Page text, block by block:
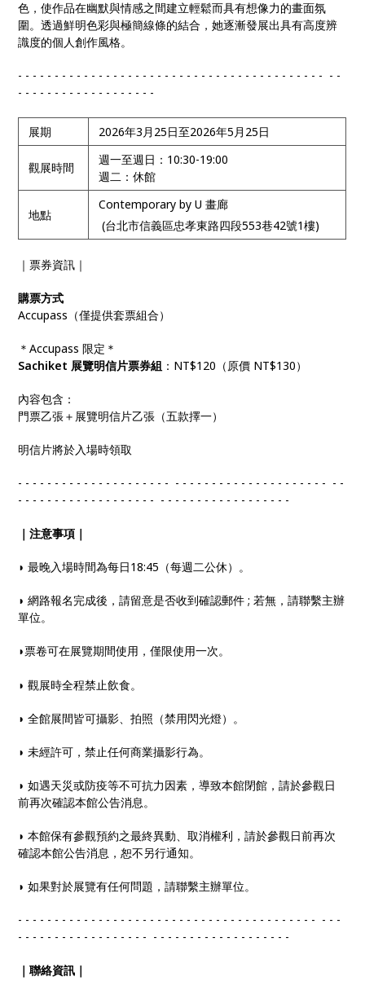
色，使作品在幽默與情感之間建立輕鬆而具有想像力的畫面氛
圍。透過鮮明色彩與極簡線條的結合，她逐漸發展出具有高度辨
識度的個人創作風格。
- - - - - - - - - - - - - - - - - - - - - - - - - - - - - - - - - - - - - - - - - - - -
- - - - - - - - - - - - - - - - - - -
展期 2026年3月25日至2026年5月25日
觀展時間
週一至週日：10:30-19:00
週二：休館
地點
Contemporary by U 畫廊
(台北市信義區忠孝東路四段553巷42號1樓)
｜票券資訊｜
購票方式
Accupass（僅提供套票組合）
＊Accupass 限定＊
Sachiket 展覽明信片票券組 ：NT$120（原價 NT$130）
內容包含：
門票乙張＋展覽明信片乙張（五款擇一）
明信片將於入場時領取
- - - - - - - - - - - - - - - - - - - - - - - - - - - - - - - - - - - - - - - - - - - -
- - - - - - - - - - - - - - - - - - - - - - - - - - - - - - - - - - - - -
｜注意事項｜
◗ 最晚入場時間為每日18:45（每週二公休）。
◗ 網路報名完成後，請留意是否收到確認郵件 ; 若無，請聯繫主辦
單位。
◗票卷可在展覽期間使用，僅限使用一次。
◗ 觀展時全程禁止飲食。
◗ 全館展間皆可攝影、拍照（禁用閃光燈）。
◗ 未經許可，禁止任何商業攝影行為。
◗ 如遇天災或防疫等不可抗力因素，導致本館閉館，請於參觀日
前再次確認本館公告消息。
◗ 本館保有參觀預約之最終異動、取消權利，請於參觀日前再次
確認本館公告消息，恕不另行通知。
◗ 如果對於展覽有任何問題，請聯繫主辦單位。
- - - - - - - - - - - - - - - - - - - - - - - - - - - - - - - - - - - - - - - - - - - -
- - - - - - - - - - - - - - - - - - - - - - - - - - - - - - - - - - - - -
｜聯絡資訊｜